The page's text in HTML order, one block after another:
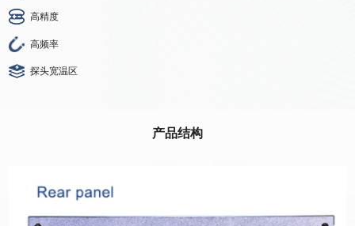
高精度
高频率
探头宽温区
产品结构